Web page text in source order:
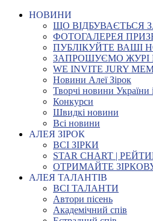
НОВИНИ
ЩО ВІДБУВАЄТЬСЯ
ФОТОГАЛЕРЕЯ
ПУБЛІКУЙТЕ ВАШІ
ЗАПРОШУЄМО ЖУРІ
WE INVITE JURY
Новини Алеї Зірок
Творчі новини України
Конкурси
Швидкі новини
Всі новини
АЛЕЯ ЗІРОК
ВСІ ЗІРКИ
STAR CHART |
ОТРИМАЙТЕ
АЛЕЯ ТАЛАНТІВ
ВСІ ТАЛАНТИ
Автори пісень
Академічний спів